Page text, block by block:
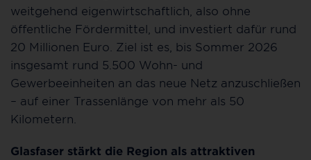
weitgehend eigenwirtschaftlich, also ohne
öffentliche Fördermittel, und investiert dafür rund
20 Millionen Euro. Ziel ist es, bis Sommer 2026
insgesamt rund 5.500 Wohn- und
Gewerbeeinheiten an das neue Netz anzuschließen
– auf einer Trassenlänge von mehr als 50
Kilometern.
Glasfaser stärkt die Region als attraktiven